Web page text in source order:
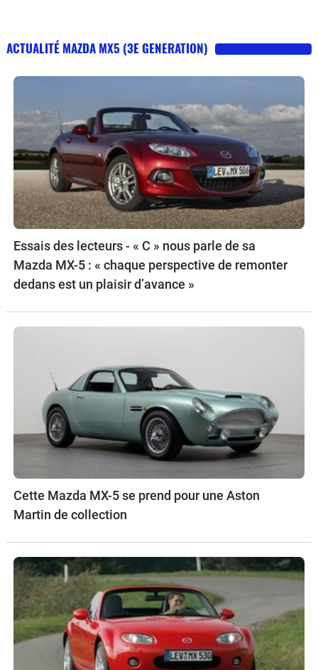
ACTUALITÉ MAZDA MX5 (3E GENERATION)
Essais des lecteurs - « C » nous parle de sa
Mazda MX-5 : « chaque perspective de remonter
dedans est un plaisir d’avance »
Cette Mazda MX-5 se prend pour une Aston
Martin de collection